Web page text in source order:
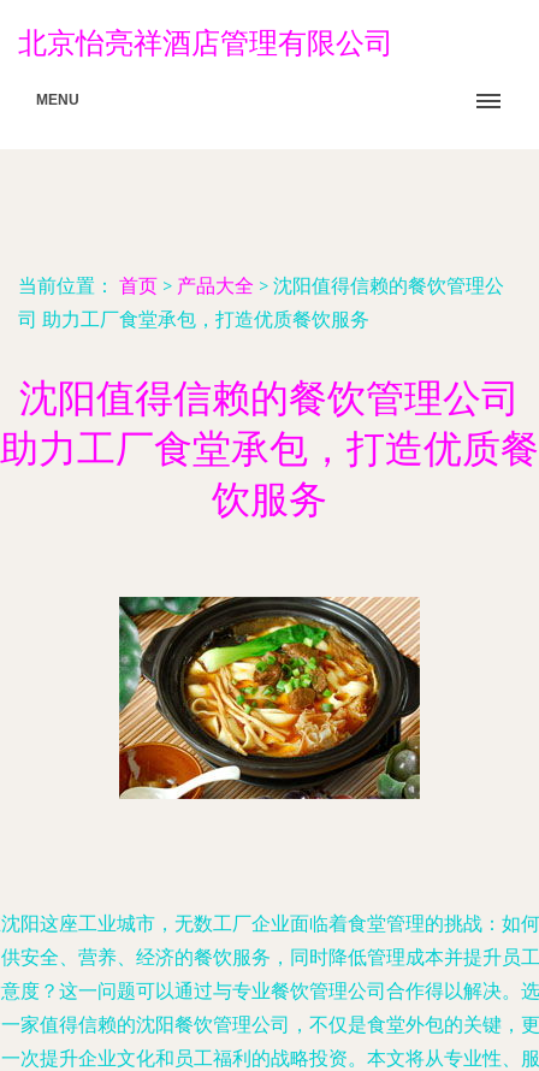
北京怡亮祥酒店管理有限公司
MENU
当前位置： 首页 > 产品大全 > 沈阳值得信赖的餐饮管理公
司 助力工厂食堂承包，打造优质餐饮服务
沈阳值得信赖的餐饮管理公司
助力工厂食堂承包，打造优质餐
饮服务
阳这座工业城市，无数工厂企业面临着食堂管理的挑战：如何
安全、营养、经济的餐饮服务，同时降低管理成本并提升员工
度？这一问题可以通过与专业餐饮管理公司合作得以解决。选
家值得信赖的沈阳餐饮管理公司，不仅是食堂外包的关键，更
次提升企业文化和员工福利的战略投资。本文将从专业性、服